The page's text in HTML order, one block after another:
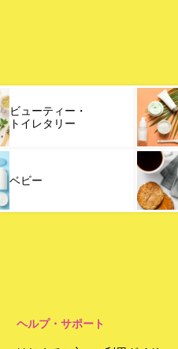
ビューティー・
トイレタリー
ベビー
ヘルプ・サポート